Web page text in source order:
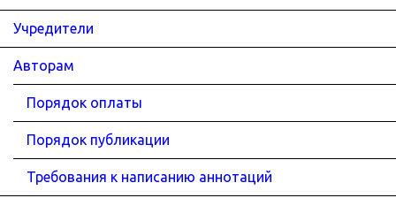
Учредители
Авторам
Порядок оплаты
Порядок публикации
Требования к написанию аннотаций